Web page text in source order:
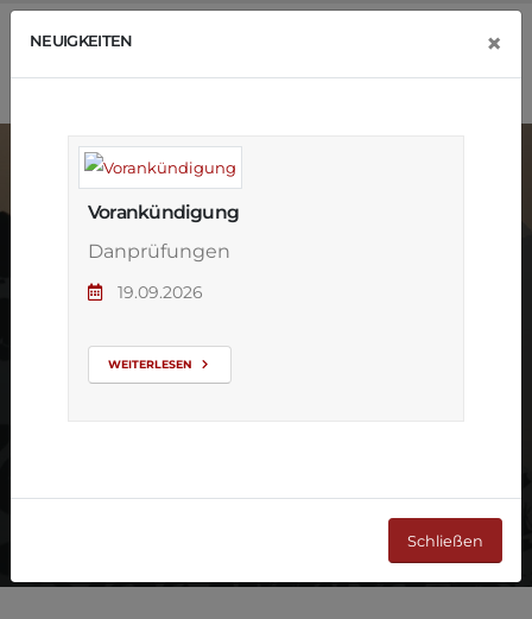
NEUIGKEITEN ×
Vorankündigung
Danprüfungen
19.09.2026
WEITERLESEN
Schließen
Dan-Prüfung
2023